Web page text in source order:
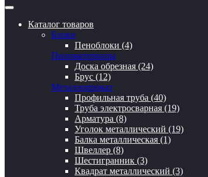
Каталог товаров
Блоки
Пеноблоки (4)
Пиломатериалы
Доска обрезная (24)
Брус (12)
Металлопрокат
Профильная труба (40)
Труба электросварная (19)
Арматура (8)
Уголок металлический (19)
Балка металлическая (1)
Швеллер (8)
Шестигранник (3)
Квадрат металлический (3)